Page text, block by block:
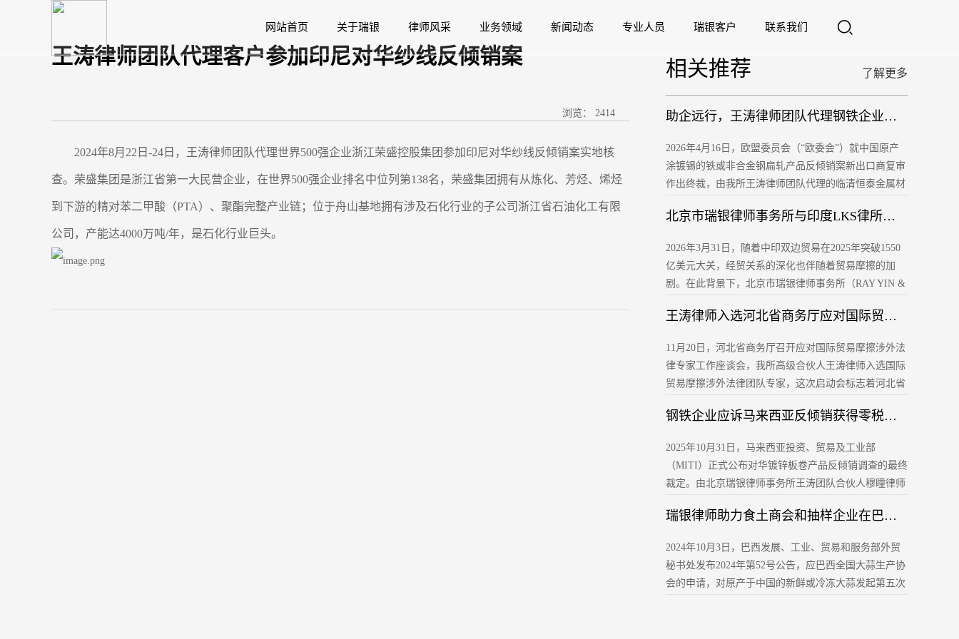
网站首页 关于瑞银 律师风采 业务领域 新闻动态 专业人员 瑞银客户 联系我们
王涛律师团队代理客户参加印尼对华纱线反倾销案
浏览： 2414
2024年8月22日-24日，王涛律师团队代理世界500强企业浙江荣盛控股集团参加印尼对华纱线反倾销案实地核
查。荣盛集团是浙江省第一大民营企业，在世界500强企业排名中位列第138名，荣盛集团拥有从炼化、芳烃、烯烃
到下游的精对苯二甲酸（PTA）、聚酯完整产业链；位于舟山基地拥有涉及石化行业的子公司浙江省石油化工有限
公司，产能达4000万吨/年，是石化行业巨头。
相关推荐 了解更多
助企远行，王涛律师团队代理钢铁企业拿下欧盟马口铁市场“入场劵”
2026年4月16日，欧盟委员会（“欧委会”）就中国原产
涂镀锡的铁或非合金钢扁轧产品反倾销案新出口商复审
作出终裁，由我所王涛律师团队代理的临清恒泰金属材
样合作企业税率，顺利打通欧盟市场准入通道。
北京市瑞银律师事务所与印度LKS律所共谋中企应对策略
2026年3月31日，随着中印双边贸易在2025年突破1550
亿美元大关，经贸关系的深化也伴随着贸易摩擦的加
剧。在此背景下，北京市瑞银律师事务所（RAY YIN &
了到访的印度顶尖综合性律师事务所Lakshmikumaran &
易业务执行合伙人Devinder Bagia先生及商事争议与诉
讼业务执行合伙人Yogendra Aldak先生领衔。瑞银律师
事务所高级合伙人王涛律师、合伙人穆瞳律师、高级合
伙人侯颖律师共同出席了本次会议，双方就印度对华反
王涛律师入选河北省商务厅应对国际贸易摩擦涉外法律团队专家
11月20日，河北省商务厅召开应对国际贸易摩擦涉外法
律专家工作座谈会，我所高级合伙人王涛律师入选国际
贸易摩擦涉外法律团队专家，这次启动会标志着河北省
作。河北省商务厅一级巡视员徐彦平参加会议并讲话。
钢铁企业应诉马来西亚反倾销获得零税率 瑞银律所王涛律师团队代理企业又获佳绩
2025年10月31日，马来西亚投资、贸易及工业部
（MITI）正式公布对华镀锌板卷产品反倾销调查的最终
裁定。由北京瑞银律师事务所王涛团队合伙人穆瞳律师
无懈可击的应诉答卷与精准的法律抗辩，最终获
着福建凯景未来对马来西亚出口涉案产品将无需缴纳反
倾销税，为其巩固并拓展东南亚市场扫清了障碍。
瑞银律师助力食土商会和抽样企业在巴西对华大蒜第五次反倾销复审中达成价格承诺
2024年10月3日，巴西发展、工业、贸易和服务部外贸
秘书处发布2024年第52号公告，应巴西全国大蒜生产协
会的申请，对原产于中国的新鲜或冷冻大蒜发起第五次